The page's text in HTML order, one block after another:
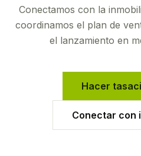
Conectamos con la
coordinamos el plan de
el lanzamiento en
Hacer
Conectar con